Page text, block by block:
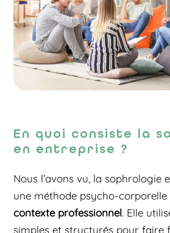
En quoi consiste la
en entreprise ?
Nous l’avons vu, la sophrologie
une méthode psycho-corporelle
contexte professionnel . Elle
simples et structurés pour faire